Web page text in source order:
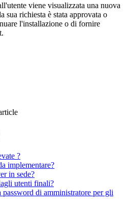
'utente viene visualizzata una nuova
sua richiesta è stata approvata o
l'installazione o di fornire
.
?
implementare?
in sede?
utenti finali?
di amministratore per gli